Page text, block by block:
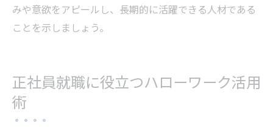
みや意欲をアピールし、長期的に活躍できる人材である
ことを示しましょう。
正社員就職に役立つハローワーク活用
術